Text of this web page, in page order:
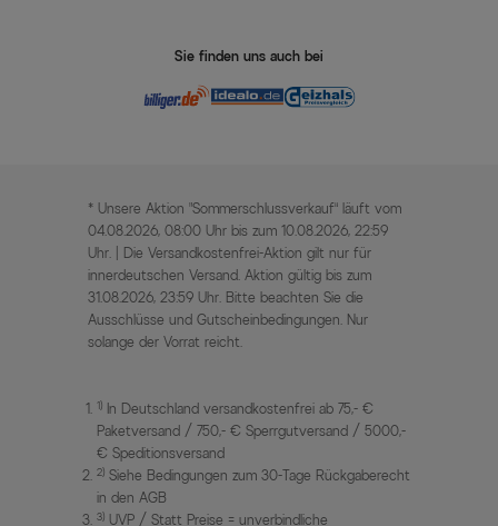
Sie finden uns auch bei
* Unsere Aktion „Sommerschlussverkauf“ läuft vom
04.08.2026, 08:00 Uhr bis zum 10.08.2026, 22:59
Uhr. | Die Versandkostenfrei-Aktion gilt nur für
innerdeutschen Versand. Aktion gültig bis zum
31.08.2026, 23:59 Uhr. Bitte beachten Sie die
Ausschlüsse und Gutscheinbedingungen. Nur
solange der Vorrat reicht.
1) In Deutschland versandkostenfrei ab 75,- €
Paketversand / 750,- € Sperrgutversand / 5000,-
€ Speditionsversand
2) Siehe Bedingungen zum 30-Tage Rückgaberecht
in den AGB
3) UVP / Statt Preise = unverbindliche